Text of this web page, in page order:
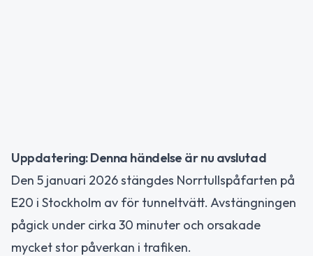
Uppdatering: Denna händelse är nu avslutad
Den 5 januari 2026 stängdes Norrtullspåfarten på
E20 i Stockholm av för tunneltvätt. Avstängningen
pågick under cirka 30 minuter och orsakade
mycket stor påverkan i trafiken.